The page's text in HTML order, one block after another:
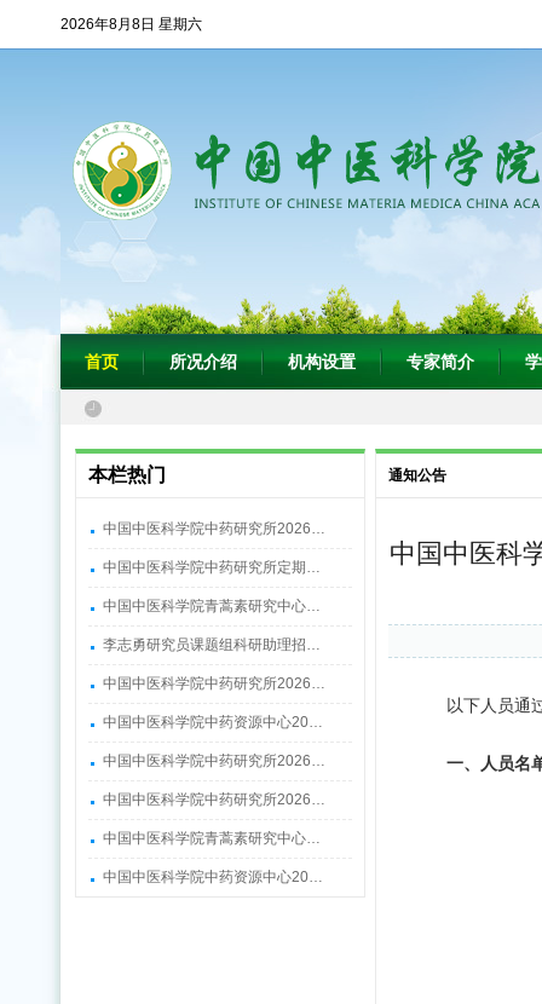
2026年8月8日 星期六
首页 所况介绍 机构设置 专家简介
本栏热门
中国中医科学院中药研究所2026…
中国中医科学院中药研究所定期…
中国中医科学院青蒿素研究中心…
李志勇研究员课题组科研助理招…
中国中医科学院中药研究所2026…
中国中医科学院中药资源中心20…
中国中医科学院中药研究所2026…
中国中医科学院中药研究所2026…
中国中医科学院青蒿素研究中心…
中国中医科学院中药资源中心20…
通知公告
中国中医科
以下人员通
一、人员名